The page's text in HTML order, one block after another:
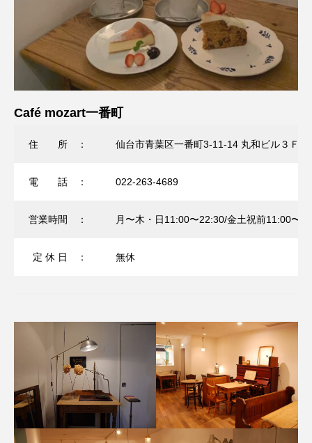
Café mozart一番町
住 所 ： 仙台市青葉区一番町3-11-14 丸和ビル３Ｆ
電 話 ： 022-263-4689
営業時間 ： 月〜木・日11:00〜22:30/金土祝前11:00〜
定 休 日 ： 無休